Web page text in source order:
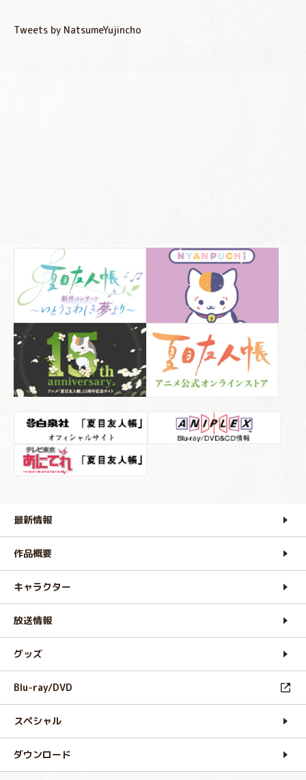
Tweets by NatsumeYujincho
最新情報
作品概要
キャラクター
放送情報
グッズ
Blu-ray/DVD
スペシャル
ダウンロード